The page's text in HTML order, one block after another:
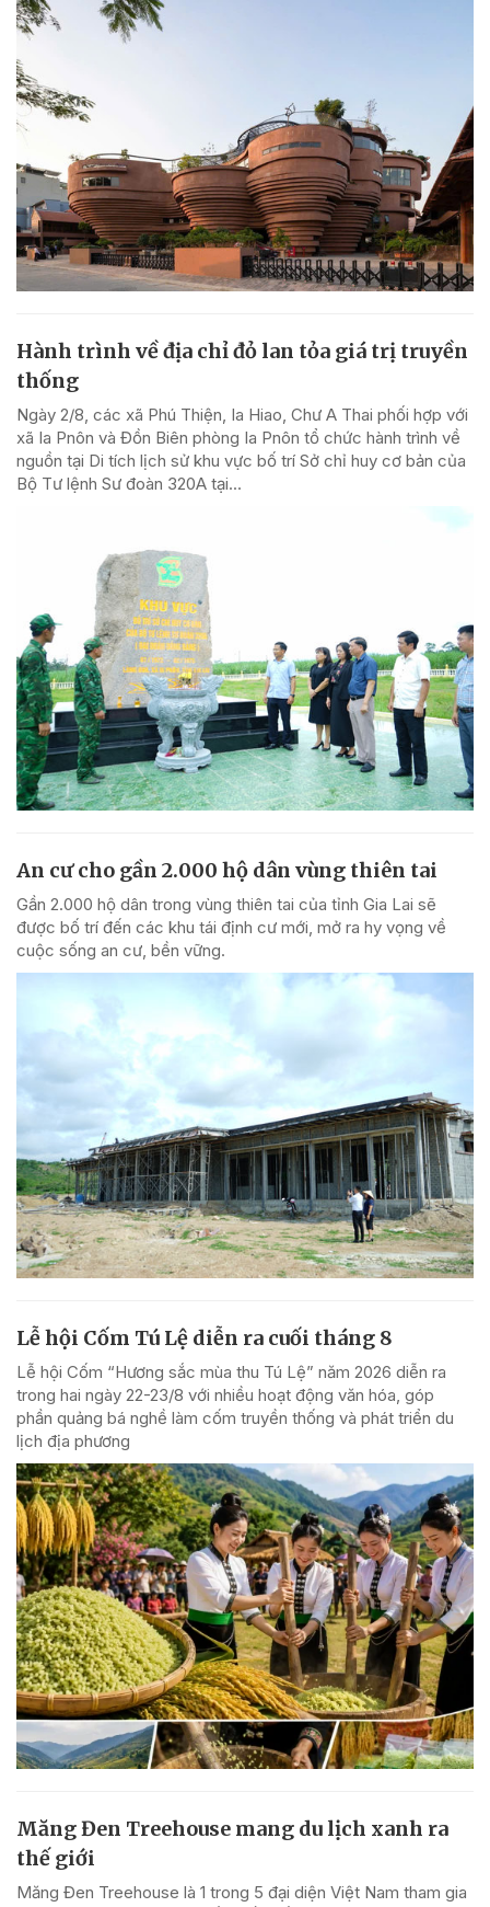
Hành trình về địa chỉ đỏ lan tỏa giá trị truyền
thống
Ngày 2/8, các xã Phú Thiện, Ia Hiao, Chư A Thai phối hợp với
xã Ia Pnôn và Đồn Biên phòng Ia Pnôn tổ chức hành trình về
nguồn tại Di tích lịch sử khu vực bố trí Sở chỉ huy cơ bản của
Bộ Tư lệnh Sư đoàn 320A tại...
An cư cho gần 2.000 hộ dân vùng thiên tai
Gần 2.000 hộ dân trong vùng thiên tai của tỉnh Gia Lai sẽ
được bố trí đến các khu tái định cư mới, mở ra hy vọng về
cuộc sống an cư, bền vững.
Lễ hội Cốm Tú Lệ diễn ra cuối tháng 8
Lễ hội Cốm “Hương sắc mùa thu Tú Lệ” năm 2026 diễn ra
trong hai ngày 22-23/8 với nhiều hoạt động văn hóa, góp
phần quảng bá nghề làm cốm truyền thống và phát triển du
lịch địa phương
Măng Đen Treehouse mang du lịch xanh ra
thế giới
Măng Đen Treehouse là 1 trong 5 đại diện Việt Nam tham gia